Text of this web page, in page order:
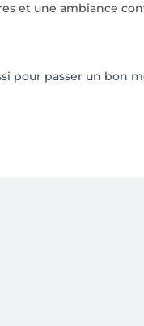
et une ambiance
pour passer un bon